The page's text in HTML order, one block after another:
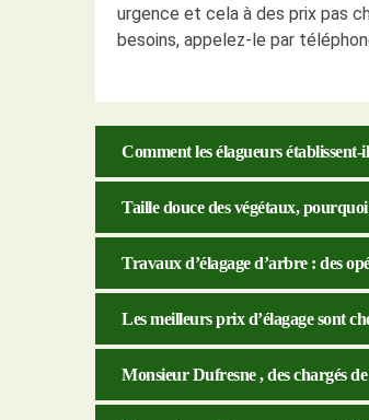
urgence et cela à des prix pas
besoins, appelez-le par
Comment les élagueurs
Taille douce des végétaux,
Travaux d’élagage d’arbre : des
Les meilleurs prix d’élagage sont
Monsieur Dufresne , des chargés